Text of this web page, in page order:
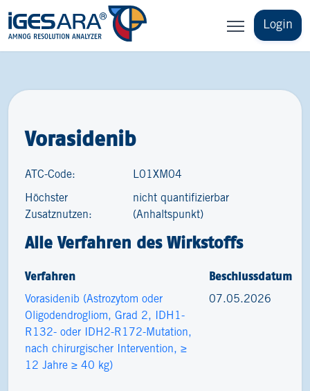
Login
Vorasidenib
ATC-Code: L01XM04
Höchster
Zusatznutzen:
nicht quantifizierbar
(Anhaltspunkt)
Alle Verfahren des Wirkstoffs
Verfahren Beschlussdatum
Vorasidenib (Astrozytom oder
Oligodendrogliom, Grad 2, IDH1-
R132- oder IDH2-R172-Mutation,
nach chirurgischer Intervention, ≥
12 Jahre ≥ 40 kg)
07.05.2026